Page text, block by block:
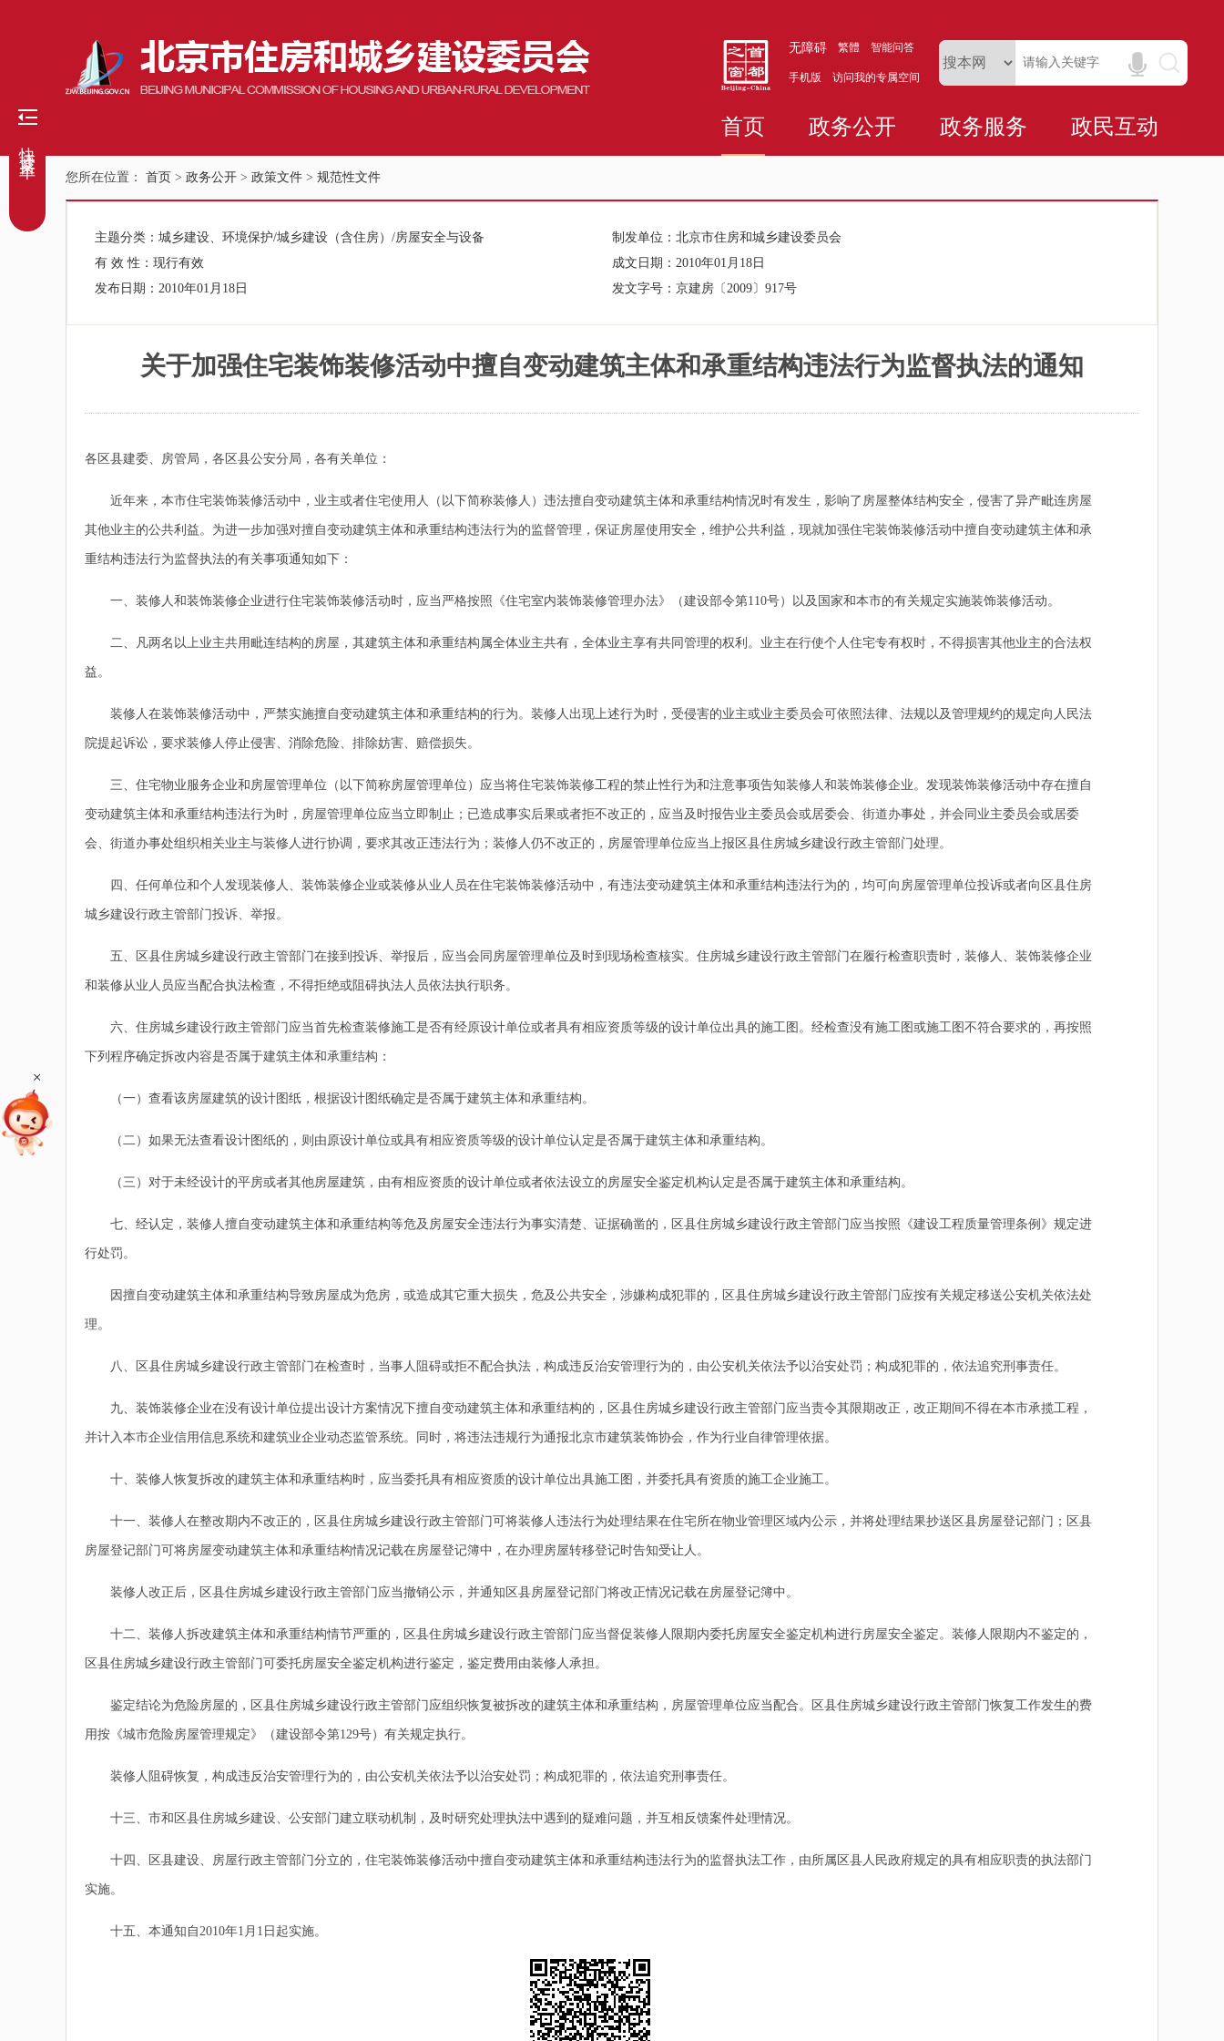
无障碍 繁體 智能问答
手机版 访问我的专属空间
首页 政务公开 政务服务 政民互动
您所在位置： 首页 > 政务公开 > 政策文件 > 规范性文件
主题分类： 城乡建设、环境保护/城乡建设（含住房）/房屋安全与设备 制发单位： 北京市住房和城乡建设委员会
有 效 性： 现行有效 成文日期： 2010年01月18日
发布日期： 2010年01月18日 发文字号： 京建房〔2009〕917号
关于加强住宅装饰装修活动中擅自变动建筑主体和承重结构违法行为监督执法的通知
各区县建委、房管局，各区县公安分局，各有关单位：
近年来，本市住宅装饰装修活动中，业主或者住宅使用人（以下简称装修人）违法擅自变动建筑主体和承重结构情况时有发生，影响了房屋整体结构安全，侵害了异产毗连房屋
其他业主的公共利益。为进一步加强对擅自变动建筑主体和承重结构违法行为的监督管理，保证房屋使用安全，维护公共利益，现就加强住宅装饰装修活动中擅自变动建筑主体和承
重结构违法行为监督执法的有关事项通知如下：
一、装修人和装饰装修企业进行住宅装饰装修活动时，应当严格按照《住宅室内装饰装修管理办法》（建设部令第110号）以及国家和本市的有关规定实施装饰装修活动。
二、凡两名以上业主共用毗连结构的房屋，其建筑主体和承重结构属全体业主共有，全体业主享有共同管理的权利。业主在行使个人住宅专有权时，不得损害其他业主的合法权
益。
装修人在装饰装修活动中，严禁实施擅自变动建筑主体和承重结构的行为。装修人出现上述行为时，受侵害的业主或业主委员会可依照法律、法规以及管理规约的规定向人民法
院提起诉讼，要求装修人停止侵害、消除危险、排除妨害、赔偿损失。
三、住宅物业服务企业和房屋管理单位（以下简称房屋管理单位）应当将住宅装饰装修工程的禁止性行为和注意事项告知装修人和装饰装修企业。发现装饰装修活动中存在擅自
变动建筑主体和承重结构违法行为时，房屋管理单位应当立即制止；已造成事实后果或者拒不改正的，应当及时报告业主委员会或居委会、街道办事处，并会同业主委员会或居委
会、街道办事处组织相关业主与装修人进行协调，要求其改正违法行为；装修人仍不改正的，房屋管理单位应当上报区县住房城乡建设行政主管部门处理。
四、任何单位和个人发现装修人、装饰装修企业或装修从业人员在住宅装饰装修活动中，有违法变动建筑主体和承重结构违法行为的，均可向房屋管理单位投诉或者向区县住房
城乡建设行政主管部门投诉、举报。
五、区县住房城乡建设行政主管部门在接到投诉、举报后，应当会同房屋管理单位及时到现场检查核实。住房城乡建设行政主管部门在履行检查职责时，装修人、装饰装修企业
和装修从业人员应当配合执法检查，不得拒绝或阻碍执法人员依法执行职务。
六、住房城乡建设行政主管部门应当首先检查装修施工是否有经原设计单位或者具有相应资质等级的设计单位出具的施工图。经检查没有施工图或施工图不符合要求的，再按照
下列程序确定拆改内容是否属于建筑主体和承重结构：
（一）查看该房屋建筑的设计图纸，根据设计图纸确定是否属于建筑主体和承重结构。
（二）如果无法查看设计图纸的，则由原设计单位或具有相应资质等级的设计单位认定是否属于建筑主体和承重结构。
（三）对于未经设计的平房或者其他房屋建筑，由有相应资质的设计单位或者依法设立的房屋安全鉴定机构认定是否属于建筑主体和承重结构。
七、经认定，装修人擅自变动建筑主体和承重结构等危及房屋安全违法行为事实清楚、证据确凿的，区县住房城乡建设行政主管部门应当按照《建设工程质量管理条例》规定进
行处罚。
因擅自变动建筑主体和承重结构导致房屋成为危房，或造成其它重大损失，危及公共安全，涉嫌构成犯罪的，区县住房城乡建设行政主管部门应按有关规定移送公安机关依法处
理。
八、区县住房城乡建设行政主管部门在检查时，当事人阻碍或拒不配合执法，构成违反治安管理行为的，由公安机关依法予以治安处罚；构成犯罪的，依法追究刑事责任。
九、装饰装修企业在没有设计单位提出设计方案情况下擅自变动建筑主体和承重结构的，区县住房城乡建设行政主管部门应当责令其限期改正，改正期间不得在本市承揽工程，
并计入本市企业信用信息系统和建筑业企业动态监管系统。同时，将违法违规行为通报北京市建筑装饰协会，作为行业自律管理依据。
十、装修人恢复拆改的建筑主体和承重结构时，应当委托具有相应资质的设计单位出具施工图，并委托具有资质的施工企业施工。
十一、装修人在整改期内不改正的，区县住房城乡建设行政主管部门可将装修人违法行为处理结果在住宅所在物业管理区域内公示，并将处理结果抄送区县房屋登记部门；区县
房屋登记部门可将房屋变动建筑主体和承重结构情况记载在房屋登记簿中，在办理房屋转移登记时告知受让人。
装修人改正后，区县住房城乡建设行政主管部门应当撤销公示，并通知区县房屋登记部门将改正情况记载在房屋登记簿中。
十二、装修人拆改建筑主体和承重结构情节严重的，区县住房城乡建设行政主管部门应当督促装修人限期内委托房屋安全鉴定机构进行房屋安全鉴定。装修人限期内不鉴定的，
区县住房城乡建设行政主管部门可委托房屋安全鉴定机构进行鉴定，鉴定费用由装修人承担。
鉴定结论为危险房屋的，区县住房城乡建设行政主管部门应组织恢复被拆改的建筑主体和承重结构，房屋管理单位应当配合。区县住房城乡建设行政主管部门恢复工作发生的费
用按《城市危险房屋管理规定》（建设部令第129号）有关规定执行。
装修人阻碍恢复，构成违反治安管理行为的，由公安机关依法予以治安处罚；构成犯罪的，依法追究刑事责任。
十三、市和区县住房城乡建设、公安部门建立联动机制，及时研究处理执法中遇到的疑难问题，并互相反馈案件处理情况。
十四、区县建设、房屋行政主管部门分立的，住宅装饰装修活动中擅自变动建筑主体和承重结构违法行为的监督执法工作，由所属区县人民政府规定的具有相应职责的执法部门
实施。
十五、本通知自2010年1月1日起实施。
+
快捷菜单